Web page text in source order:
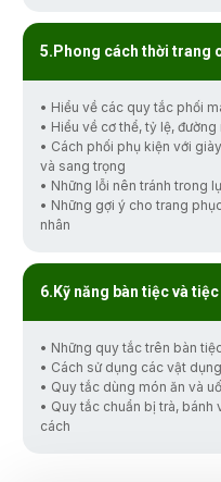
Phong cách thời trang
• Hiểu về các quy tắc phối
• Hiểu về cơ thể, tỷ lệ,
• Cách phối phụ kiện với
và sang trọng
• Những lỗi nên tránh trong
• Những gợi ý cho trang
nhân
Kỹ năng bàn tiệc và
• Những quy tắc trên bàn
• Cách sử dụng các vật
• Quy tắc dùng món ăn và
• Quy tắc chuẩn bị trà, bánh
cách